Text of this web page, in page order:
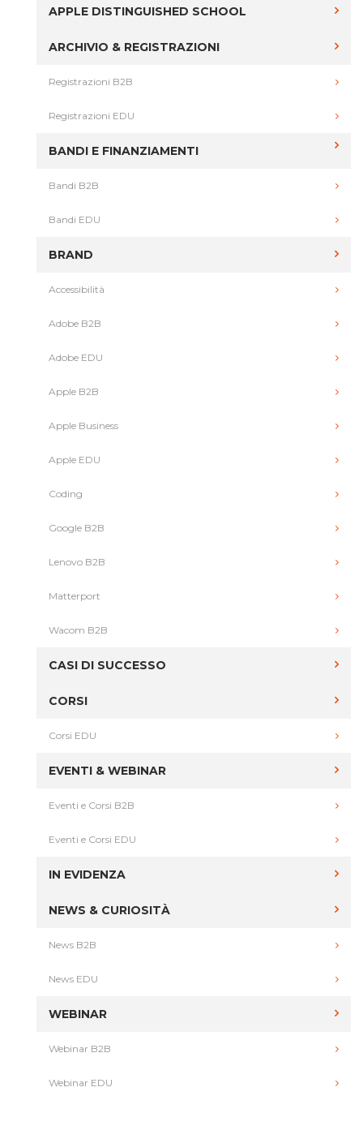
APPLE DISTINGUISHED SCHOOL
ARCHIVIO & REGISTRAZIONI
Registrazioni B2B
Registrazioni EDU
BANDI E FINANZIAMENTI
Bandi B2B
Bandi EDU
BRAND
Accessibilità
Adobe B2B
Adobe EDU
Apple B2B
Apple Business
Apple EDU
Coding
Google B2B
Lenovo B2B
Matterport
Wacom B2B
CASI DI SUCCESSO
CORSI
Corsi EDU
EVENTI & WEBINAR
Eventi e Corsi B2B
Eventi e Corsi EDU
IN EVIDENZA
NEWS & CURIOSITÀ
News B2B
News EDU
WEBINAR
Webinar B2B
Webinar EDU